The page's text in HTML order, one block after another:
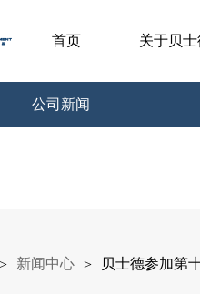
首页 关于贝士
公司新闻
> 新闻中心 > 贝士德参加第